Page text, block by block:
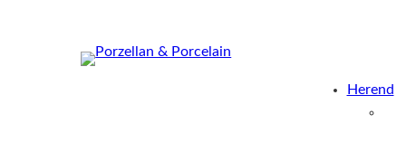
Herend